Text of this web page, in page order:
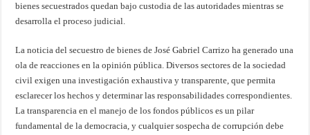
bienes secuestrados quedan bajo custodia de las autoridades mientras se
desarrolla el proceso judicial.
La noticia del secuestro de bienes de José Gabriel Carrizo ha generado una
ola de reacciones en la opinión pública. Diversos sectores de la sociedad
civil exigen una investigación exhaustiva y transparente, que permita
esclarecer los hechos y determinar las responsabilidades correspondientes.
La transparencia en el manejo de los fondos públicos es un pilar
fundamental de la democracia, y cualquier sospecha de corrupción debe